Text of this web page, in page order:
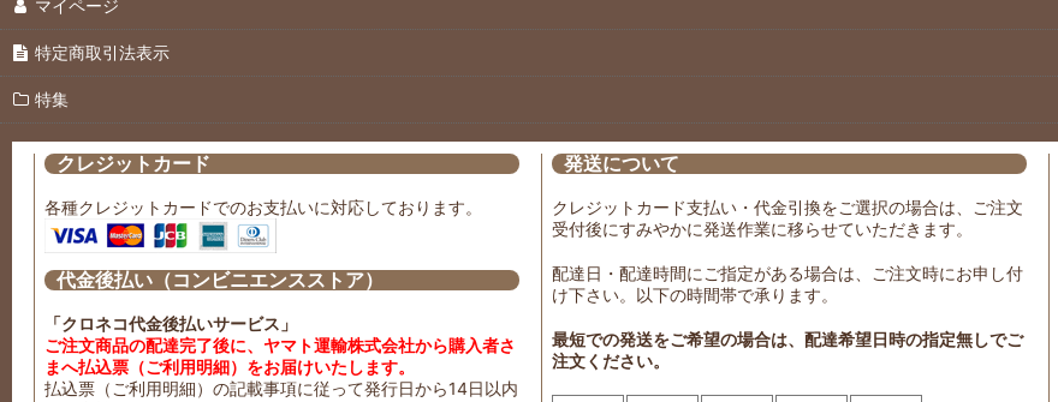
マイページ
特定商取引法表示
特集
クレジットカード
各種クレジットカードでのお支払いに対応しております。
代金後払い（コンビニエンスストア）
「クロネコ代金後払いサービス」
ご注文商品の配達完了後に、ヤマト運輸株式会社から購入者さ
まへ払込票（ご利用明細）をお届けいたします。
払込票（ご利用明細）の記載事項に従って発行日から14日以内
発送について
クレジットカード支払い・代金引換をご選択の場合は、ご注文
受付後にすみやかに発送作業に移らせていただきます。
配達日・配達時間にご指定がある場合は、ご注文時にお申し付
け下さい。以下の時間帯で承ります。
最短での発送をご希望の場合は、配達希望日時の指定無しでご
注文ください。